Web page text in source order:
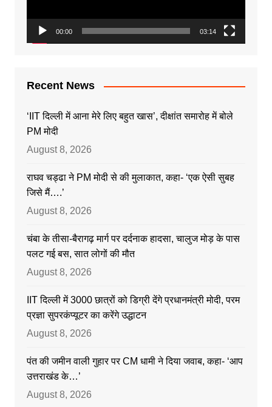
00:00 03:14
Recent News
‘IIT दिल्ली में आना मेरे लिए बहुत खास’, दीक्षांत समारोह में बोले
PM मोदी
August 8, 2026
राघव चड्ढा ने PM मोदी से की मुलाकात, कहा- ‘एक ऐसी सुबह
जिसे मैं….’
August 8, 2026
चंबा के तीसा-बैरागढ़ मार्ग पर दर्दनाक हादसा, चालुज मोड़ के पास
पलट गई बस, सात लोगों की मौत
August 8, 2026
IIT दिल्ली में 3000 छात्रों को डिग्री देंगे प्रधानमंत्री मोदी, परम
प्रज्ञा सुपरकंप्यूटर का करेंगे उद्धाटन
August 8, 2026
पंत की जमीन वाली गुहार पर CM धामी ने दिया जवाब, कहा- ‘आप
उत्तराखंड के…’
August 8, 2026